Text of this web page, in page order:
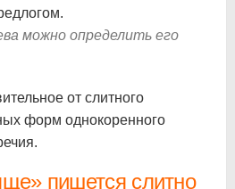
можно определить его
от слитного
форм однокоренного
пишется слитно